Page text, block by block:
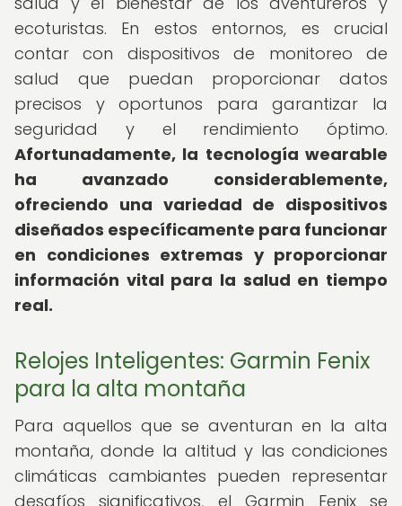
ecoturistas. En estos entornos, es crucial
contar con dispositivos de monitoreo de
salud que puedan proporcionar datos
precisos y oportunos para garantizar la
seguridad y el rendimiento óptimo.
Afortunadamente, la tecnología wearable
ha avanzado considerablemente,
ofreciendo una variedad de dispositivos
diseñados específicamente para funcionar
en condiciones extremas y proporcionar
información vital para la salud en tiempo
real.
Relojes Inteligentes: Garmin Fenix
para la alta montaña
Para aquellos que se aventuran en la alta
montaña, donde la altitud y las condiciones
climáticas cambiantes pueden representar
desafíos significativos, el Garmin Fenix se